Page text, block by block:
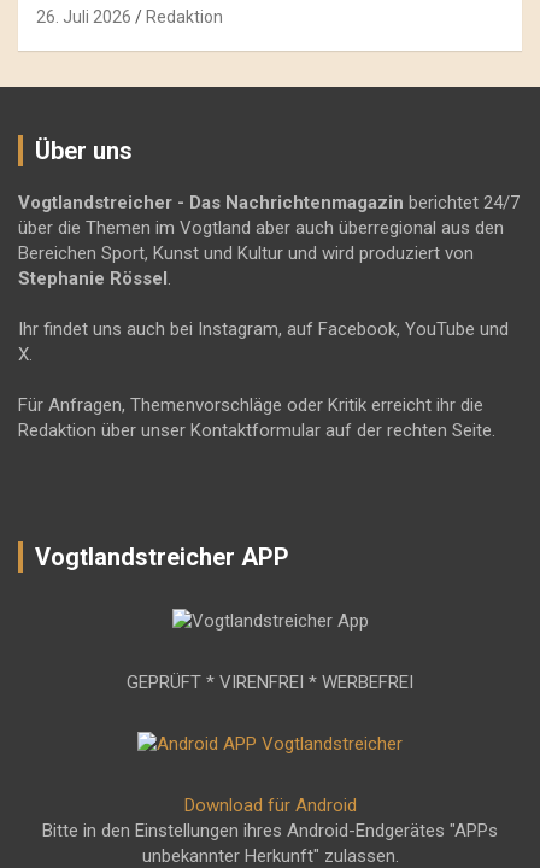
26. Juli 2026 Redaktion
Über uns
Vogtlandstreicher - Das Nachrichtenmagazin berichtet 24/7
über die Themen im Vogtland aber auch überregional aus den
Bereichen Sport, Kunst und Kultur und wird produziert von
Stephanie Rössel.
Ihr findet uns auch bei Instagram, auf Facebook, YouTube und
X.
Für Anfragen, Themenvorschläge oder Kritik erreicht ihr die
Redaktion über unser Kontaktformular auf der rechten Seite.
Vogtlandstreicher APP
GEPRÜFT * VIRENFREI * WERBEFREI
Download für Android
Bitte in den Einstellungen ihres Android-Endgerätes "APPs
unbekannter Herkunft" zulassen.